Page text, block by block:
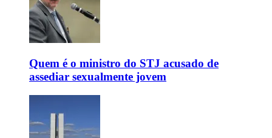
Quem é o ministro do STJ acusado de
assediar sexualmente jovem